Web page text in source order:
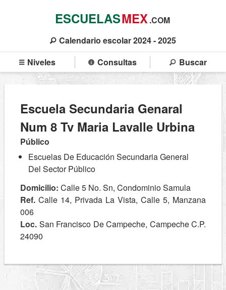
ESCUELASMEX.COM
Calendario escolar 2024 - 2025
Niveles
Consultas Buscar
Escuela Secundaria Genaral
Num 8 Tv Maria Lavalle Urbina
Público
Escuelas De Educación Secundaria General
Del Sector Público
Domicilio: Calle 5 No. Sn, Condominio Samula
Ref. Calle 14, Privada La Vista, Calle 5, Manzana
006
Loc. San Francisco De Campeche, Campeche C.P.
24090